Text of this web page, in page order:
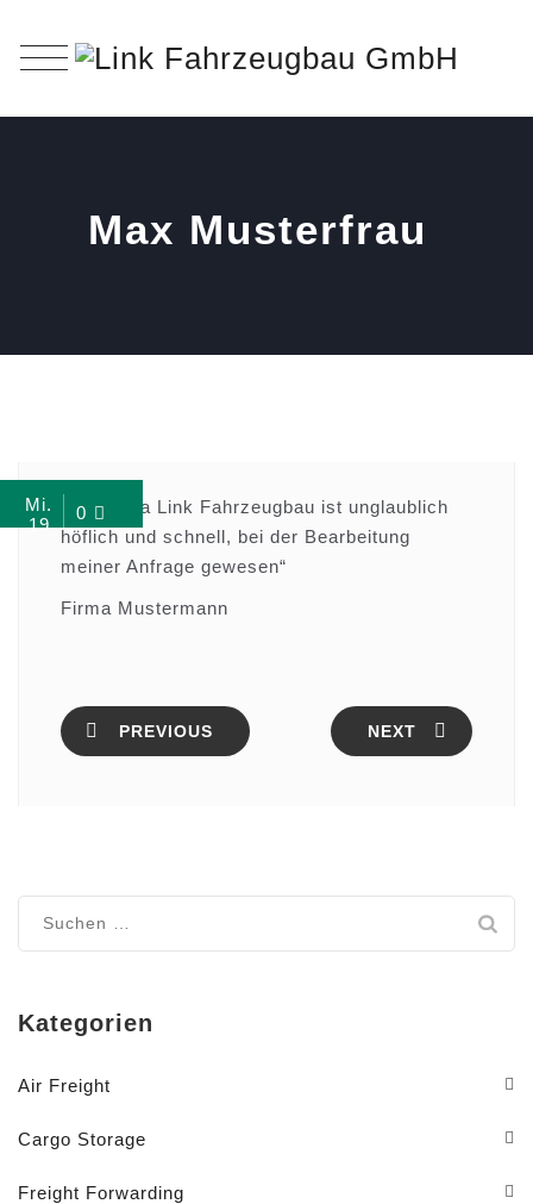
Max Musterfrau
Mi.
19
0
„die Firma Link Fahrzeugbau ist unglaublich
höflich und schnell, bei der Bearbeitung
meiner Anfrage gewesen“
Firma Mustermann
PREVIOUS NEXT
Kategorien
Air Freight
Cargo Storage
Freight Forwarding